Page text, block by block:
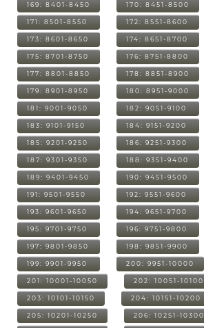
169: 8401-8450 170: 8451-8500
171: 8501-8550 172: 8551-8600
173: 8601-8650 174: 8651-8700
175: 8701-8750 176: 8751-8800
177: 8801-8850 178: 8851-8900
179: 8901-8950 180: 8951-9000
181: 9001-9050 182: 9051-9100
183: 9101-9150 184: 9151-9200
185: 9201-9250 186: 9251-9300
187: 9301-9350 188: 9351-9400
189: 9401-9450 190: 9451-9500
191: 9501-9550 192: 9551-9600
193: 9601-9650 194: 9651-9700
195: 9701-9750 196: 9751-9800
197: 9801-9850 198: 9851-9900
199: 9901-9950 200: 9951-10000
201: 10001-10050 202: 10051-10100
203: 10101-10150 204: 10151-10200
205: 10201-10250 206: 10251-10300